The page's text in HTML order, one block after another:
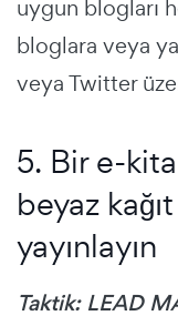
uygun blogları
bloglara veya
veya Twitter
5. Bir e-
beyaz
yayınlayın
Taktik: LEAD